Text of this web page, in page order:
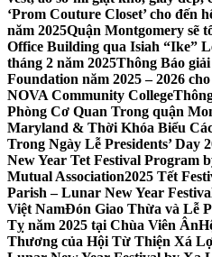
‘Prom Couture Closet’ cho đến
năm 2025Quận Montgomery sẽ
Office Building qua Isiah “Ike”
tháng 2 năm 2025Thông Báo
Foundation năm 2025 – 2026
NOVA Community College
Phòng Cơ Quan Trong quận
Maryland & Thời Khóa Biểu
Trong Ngày Lễ Presidents’ Day
New Year Tet Festival Program
Mutual Association2025 Tết
Parish – Lunar New Year
Việt NamĐón Giao Thừa và Lễ
Tỵ năm 2025 tại Chùa Viên Ân
Thương của Hội Từ Thiện Xá